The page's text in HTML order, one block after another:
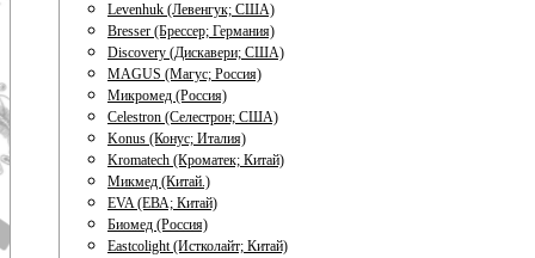
Levenhuk (Левенгук; США)
Bresser (Брессер; Германия)
Discovery (Дискавери; США)
MAGUS (Магус; Россия)
Микромед (Россия)
Celestron (Селестрон; США)
Konus (Конус; Италия)
Kromatech (Кроматек; Китай)
Микмед (Китай.)
EVA (ЕВА; Китай)
Биомед (Россия)
Eastcolight (Истколайт; Китай)